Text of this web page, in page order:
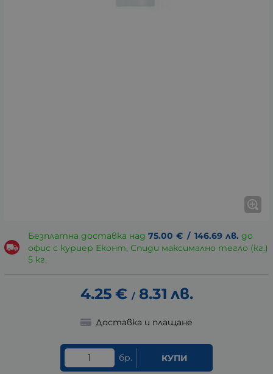
Безплатна доставка над 75.00 € / 146.69 лв. до
офис с куриер Еконт, Спиди максимално тегло (кг.)
5 кг.
4.25 € / 8.31 лв.
Доставка и плащане
бр. КУПИ